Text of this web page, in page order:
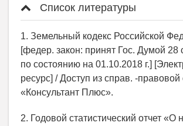
Список литературы
1. Земельный кодекс Российской
[федер. закон: принят Гос. Думой 28
по состоянию на 01.10.2018 г.]
ресурс] / Доступ из справ. -
«Консультант Плюс».
2. Годовой статистический отчет «О